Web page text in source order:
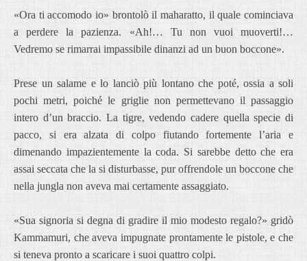
«Ora ti accomodo io» brontolò il maharatto, il quale cominciava
a perdere la pazienza. «Ah!… Tu non vuoi muoverti!…
Vedremo se rimarrai impassibile dinanzi ad un buon boccone».
Prese un salame e lo lanciò più lontano che poté, ossia a soli
pochi metri, poiché le griglie non permettevano il passaggio
intero d’un braccio. La tigre, vedendo cadere quella specie di
pacco, si era alzata di colpo fiutando fortemente l’aria e
dimenando impazientemente la coda. Si sarebbe detto che era
assai seccata che la si disturbasse, pur offrendole un boccone che
nella jungla non aveva mai certamente assaggiato.
«Sua signoria si degna di gradire il mio modesto regalo?» gridò
Kammamuri, che aveva impugnate prontamente le pistole, e che
si teneva pronto a scaricare i suoi quattro colpi.